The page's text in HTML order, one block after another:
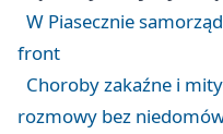
W Piasecznie
front
Choroby zakaźne i
rozmowy bez